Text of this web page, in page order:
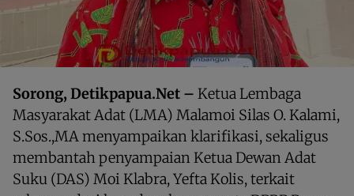
Sorong, Detikpapua.Net – Ketua Lembaga
Masyarakat Adat (LMA) Malamoi Silas O. Kalami,
S.Sos.,MA menyampaikan klarifikasi, sekaligus
membantah penyampaian Ketua Dewan Adat
Suku (DAS) Moi Klabra, Yefta Kolis, terkait